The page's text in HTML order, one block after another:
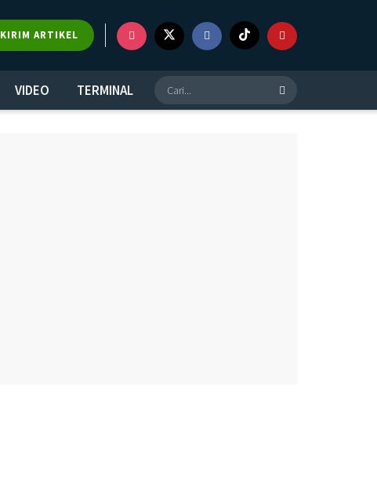
KIRIM ARTIKEL
VIDEO TERMINAL